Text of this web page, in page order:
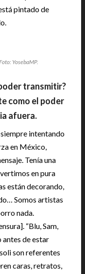
pintado de
YosebaMP.
transmitir?
como el poder
afuera.
intentando
en México,
Tenía una
en pura
están decorando,
Somos artistas
nada.
“Blu, Sam,
antes de estar
son referentes
caras, retratos,